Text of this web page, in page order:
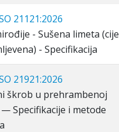
21121:2026
- Sušena limeta
- Specifikacija
21921:2026
škrob u prehrambenoj
Specifikacije i metode